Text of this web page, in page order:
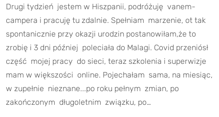
Drugi tydzień jestem w Hiszpanii, podróżuję vanem-
campera i pracuję tu zdalnie. Spełniam marzenie, ot tak
spontanicznie przy okazji urodzin postanowiłam,że to
zrobię i 3 dni później poleciała do Malagi. Covid przeniósł
część mojej pracy do sieci, teraz szkolenia i superwizje
mam w większości online. Pojechałam sama, na miesiąc,
w zupełnie nieznane...po roku pełnym zmian, po
zakończonym długoletnim związku, po…